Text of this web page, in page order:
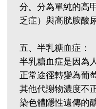
分。分為單純的高
乏症）與高胱胺酸
五、半乳糖血症：
半乳糖血症是因為
正常途徑轉變為葡
其他代謝物濃度不
染色體隱性遺傳的